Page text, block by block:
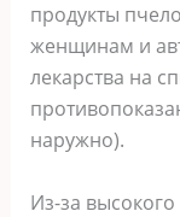
продукты
женщинам и
лекарства на
наружно).
Из-за